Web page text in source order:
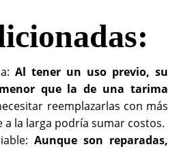
Al tener un uso previo, su
que la de una tarima
reemplazarlas con más
a la larga podría sumar costos.
Aunque son reparadas,